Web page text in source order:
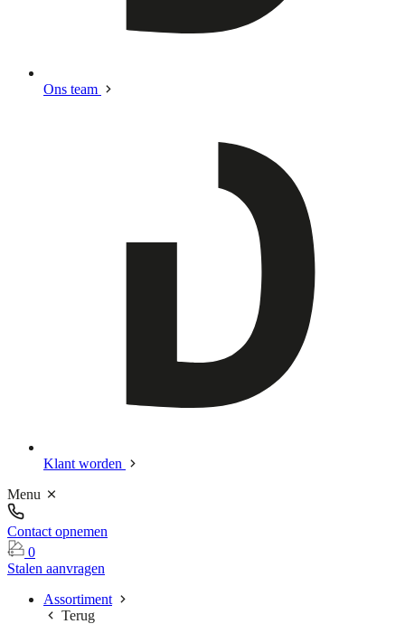
Ons team
Klant worden
Menu
Contact opnemen
0
Stalen aanvragen
Assortiment
Terug